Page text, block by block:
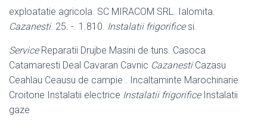
exploatatie agricola. SC MIRACOM SRL. Ialomita.
Cazanesti. 25. -. 1.810. Instalatii frigorificesi.
ServiceReparatii Drujbe Masini de tuns. Casoca
Catamaresti Deal Cavaran Cavnic CazanestiCazasu
Ceahlau Ceausu de campie . Incaltaminte Marochinarie
Croitorie Instalatii electrice Instalatii frigorificeInstalatii
gaze